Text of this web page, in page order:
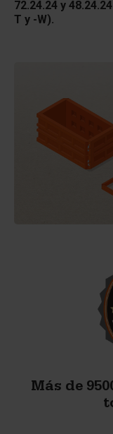
72.24.24 y
T y -W).
Más de